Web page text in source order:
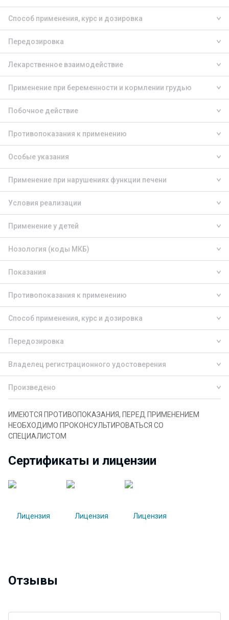
Способ применения, курс и дозировка
Передозировка
Лекарственное взаимодействие
Применение при беременности и кормлении грудью
Побочное действие
Противопоказания к применению
Особые указания
Применение при нарушениях функции печени
Условия реализации
Применение у детей
Нозология (коды МКБ)
Показания
Противопоказания к применению
Способ применения, курс и дозировка
Передозировка
Владелец регистрационного удостоверения
Произведено
ИМЕЮТСЯ ПРОТИВОПОКАЗАНИЯ, ПЕРЕД ПРИМЕНЕНИЕМ
НЕОБХОДИМО ПРОКОНСУЛЬТИРОВАТЬСЯ СО
СПЕЦИАЛИСТОМ
Сертификаты и лицензии
Отзывы